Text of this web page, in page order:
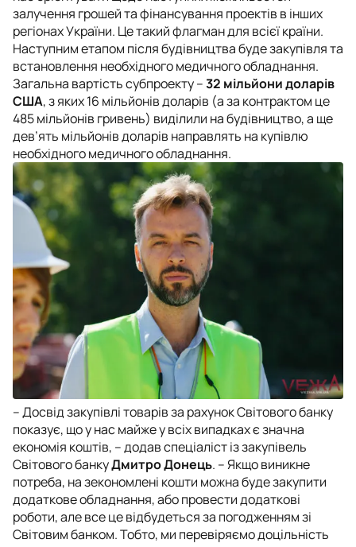
залучення грошей та фінансування проектів в інших
регіонах України. Це такий флагман для всієї країни.
Наступним етапом після будівництва буде закупівля та
встановлення необхідного медичного обладнання.
Загальна вартість субпроекту –32 мільйони доларів
США, з яких 16 мільйонів доларів (а за контрактом це
485 мільйонів гривень) виділили на будівництво, а ще
дев’ять мільйонів доларів направлять на купівлю
необхідного медичного обладнання.
– Досвід закупівлі товарів за рахунок Світового банку
показує, що у нас майже у всіх випадках є значна
економія коштів, – додав спеціаліст із закупівель
Світового банкуДмитро Донець. – Якщо виникне
потреба, на зекономлені кошти можна буде закупити
додаткове обладнання, або провести додаткові
роботи, але все це відбудеться за погодженням зі
Світовим банком. Тобто, ми перевіряємо доцільність